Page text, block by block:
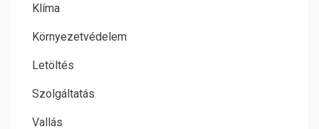
Klíma
Környezetvédelem
Letöltés
Szolgáltatás
Vallás